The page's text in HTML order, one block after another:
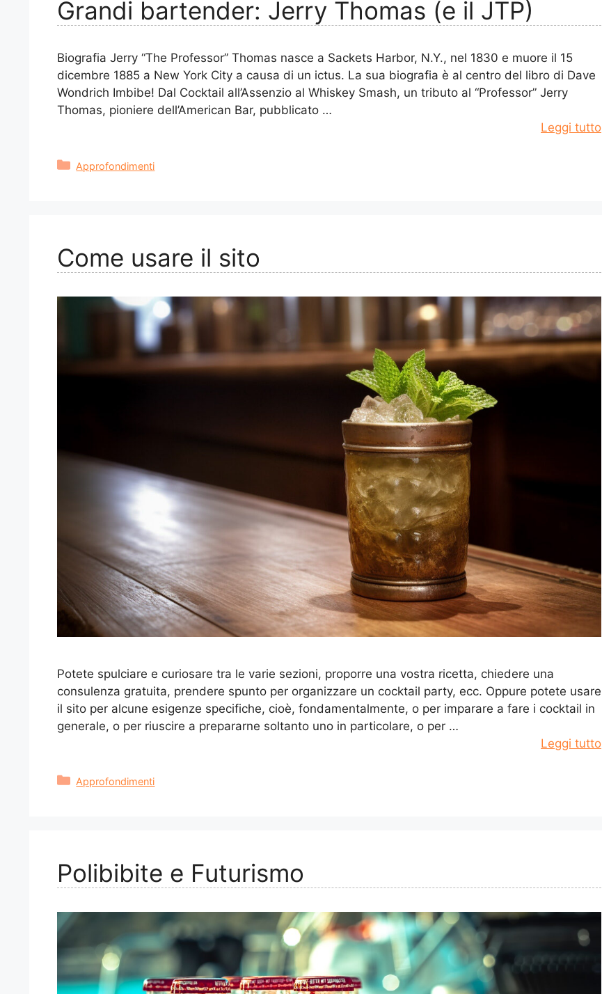
Grandi bartender: Jerry Thomas (e il JTP)
Biografia Jerry “The Professor” Thomas nasce a Sackets Harbor, N.Y., nel 1830 e muore il 15
dicembre 1885 a New York City a causa di un ictus. La sua biografia è al centro del libro di Dave
Wondrich Imbibe! Dal Cocktail all’Assenzio al Whiskey Smash, un tributo al “Professor” Jerry
Thomas, pioniere dell’American Bar, pubblicato …
Leggi tutto
Categorie
Approfondimenti
Come usare il sito
Potete spulciare e curiosare tra le varie sezioni, proporre una vostra ricetta, chiedere una
consulenza gratuita, prendere spunto per organizzare un cocktail party, ecc. Oppure potete usare
il sito per alcune esigenze specifiche, cioè, fondamentalmente, o per imparare a fare i cocktail in
generale, o per riuscire a prepararne soltanto uno in particolare, o per …
Leggi tutto
Categorie
Approfondimenti
Polibibite e Futurismo